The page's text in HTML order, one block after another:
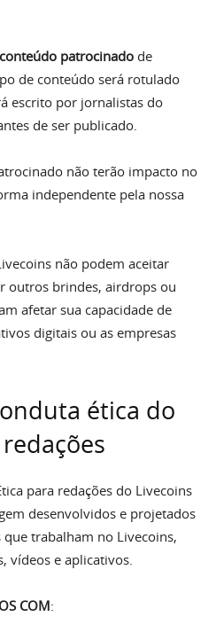
conteúdo patrocinado de
de conteúdo será rotulado
escrito por jornalistas do
de ser publicado.
não terão impacto no
independente pela nossa
não podem aceitar
outros brindes, airdrops ou
afetar sua capacidade de
digitais ou as empresas
ética do
para redações do Livecoins
desenvolvidos e projetados
trabalham no Livecoins,
vídeos e aplicativos.
COM: